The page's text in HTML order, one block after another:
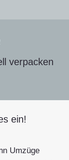
verpacken
ein!
Umzüge